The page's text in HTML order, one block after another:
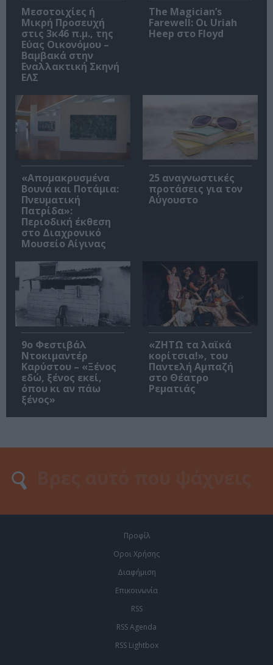
Μεσοτοιχίες ή
Μικρή Προσευχή
στις 3κ46 π.μ., της
Εύας Οικονόμου –
Βαμβακά στην
Εναλλακτική Σκηνή
ΕΛΣ
The Magician’s
Farewell: Οι Uriah
Heep στο Floyd
«Απομακρυσμένα
Βουνά και Ποτάμια:
Πνευματική
Πατρίδα»:
Περιοδική έκθεση
στο Διαχρονικό
Μουσείο Αίγινας
25 αναγνωστικές
προτάσεις για τον
Αύγουστο
9ο Φεστιβάλ
Ντοκιμαντέρ
Καρύστου – «Ξένος
εδώ, ξένος εκεί,
όπου κι αν πάω
ξένος»
«ΖΗΤΩ τα λαϊκά
κορίτσια!», του
Παντελή Αμπαζή
στο Θέατρο
Ρεματιάς
Προφίλ
Οροι Χρήσης
Διαφήμιση
Επικοινωνία
RSS
RSS Agenda
RSS Lightbox